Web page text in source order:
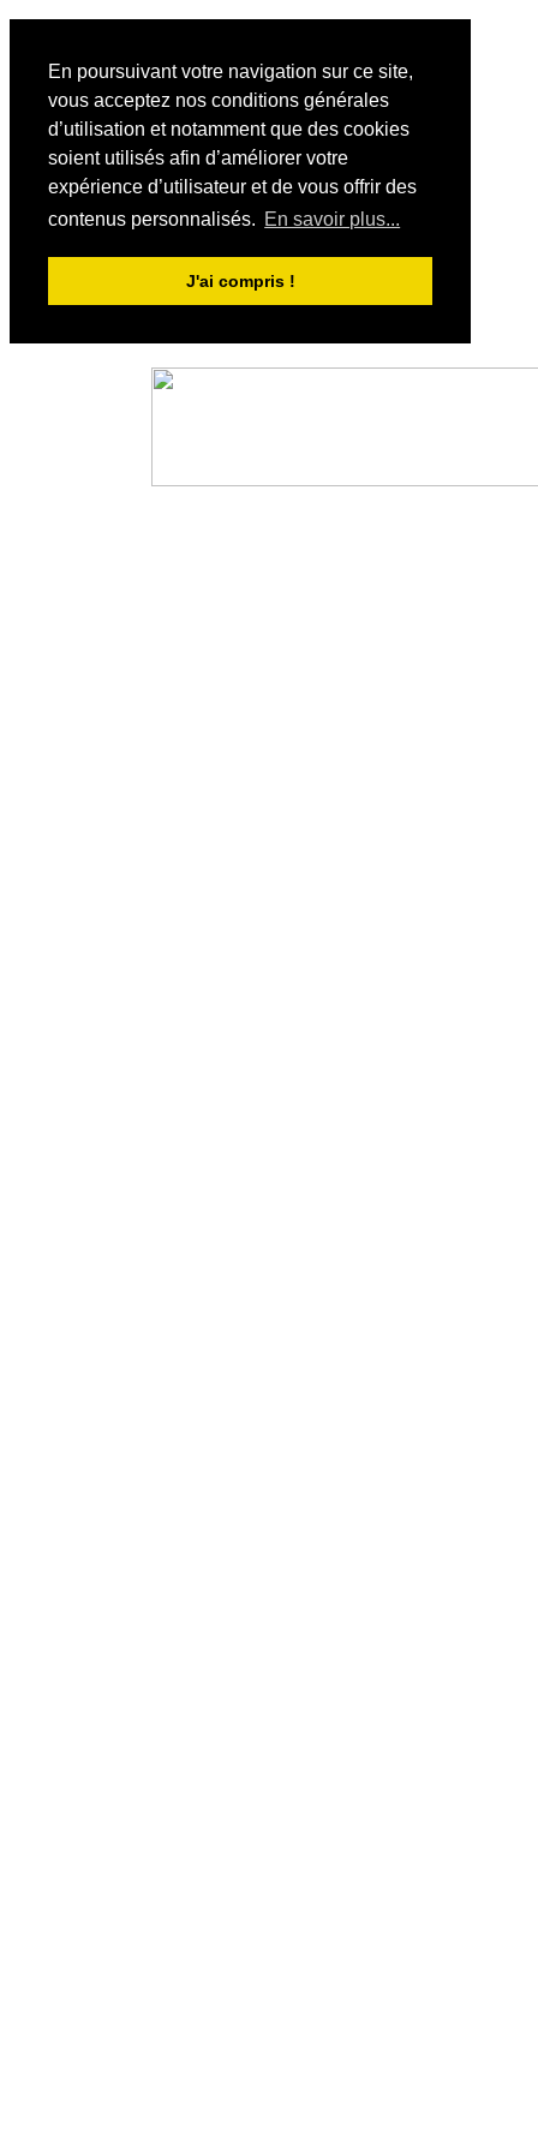
En poursuivant votre navigation sur ce site,
vous acceptez nos conditions générales
d’utilisation et notamment que des cookies
soient utilisés afin d’améliorer votre
expérience d’utilisateur et de vous offrir des
contenus personnalisés. En savoir plus...
J'ai compris !